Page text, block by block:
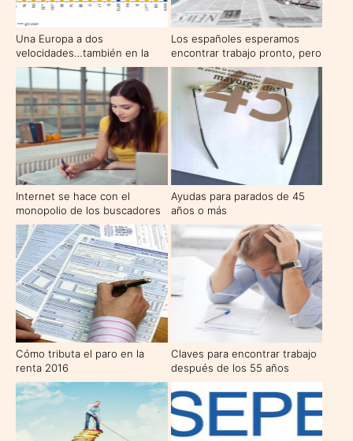
Una Europa a dos
velocidades…también en la
tasa de paro
Los españoles esperamos
encontrar trabajo pronto, pero
no de lo nuestro
Internet se hace con el
monopolio de los buscadores
de empleo
Ayudas para parados de 45
años o más
Cómo tributa el paro en la
renta 2016
Claves para encontrar trabajo
después de los 55 años